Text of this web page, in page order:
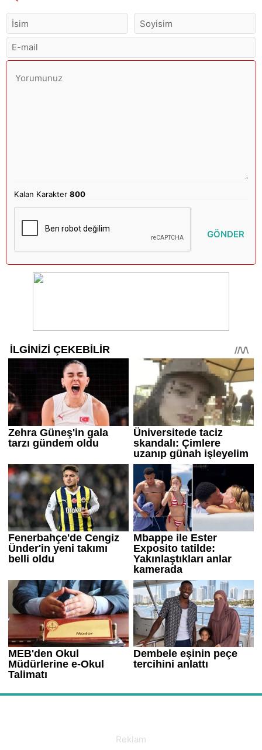
Kalan Karakter800
GÖNDER